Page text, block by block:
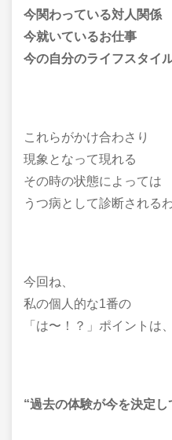
今関わっている対人関係
今就いているお仕事
今の自分のライフスタイ
これらがかけ合わさり
現象となって現れる
その時の状態によっては
うつ病として診断される
今回ね、
私の個人的な1番の
「は〜！？」ポイントは、
“過去の体験が今を決定し